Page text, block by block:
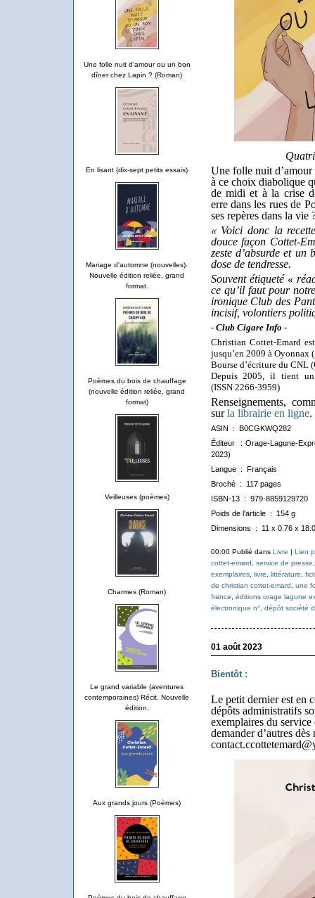
Une folle nuit d'amour ou un bon
dîner chez Lapin ? (Roman)
En lisant (dix-sept petits essais)
Mariage d'automne (nouvelles).
Nouvelle édition reliée, grand
format.
Poèmes du bois de chauffage
(nouvelle édition reliée, grand
format)
Veilleuses (poèmes)
Charmes (Roman)
Le grand variable (aventures
contemporaines) Récit. Nouvelle
édition.
Aux grands jours (Poèmes)
Une folle nuit
à ce choix diabolique
de midi et à la crise
erre dans les rues de
ses repères dans la vie
« Voici donc la
douce façon Cottet-
zeste d’absurde et un
dose de tendresse.
Souvent étiqueté «
ce qu’il faut pour
ironique Club des
incisif, volontiers
- Club Cigare Info -
Christian Cottet-Emard
jusqu’en 2009 à Oyonnax
Bourse d’écriture du CNL
Depuis 2005, il tient un
(ISSN 2266-3959)
Renseignements,
surla librairie en ligne.
ASIN ‏ : ‎
B0CGKWQ282
Éditeur ‏ : Orage-Lagune-
2023)
Langue ‏ : ‎
Français
Broché ‏ : ‎
117 pages
ISBN-13 ‏ : ‎ 979-8859129720
Poids de l'article ‏ : ‎
154 g
Dimensions ‏ : ‎
11 x 0.76 x
00:00 Publié dans Livre | Lien
cottet-emard, service de presse
exemplaires, livre, littérature,
de christian cottet-emard, une
france, éditions orage lagune
électronique n°, dépôt société
01 août 2023
Bientôt :
Le petit dernier est en
dépôts administratifs
exemplaires du
demander d’autres dès